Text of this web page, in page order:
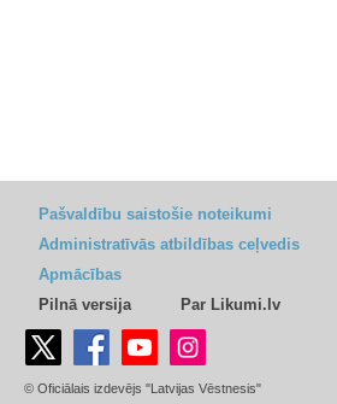
Pašvaldību saistošie noteikumi
Administratīvās atbildības ceļvedis
Apmācības
Pilnā versija
Par Likumi.lv
© Oficiālais izdevējs "Latvijas Vēstnesis"